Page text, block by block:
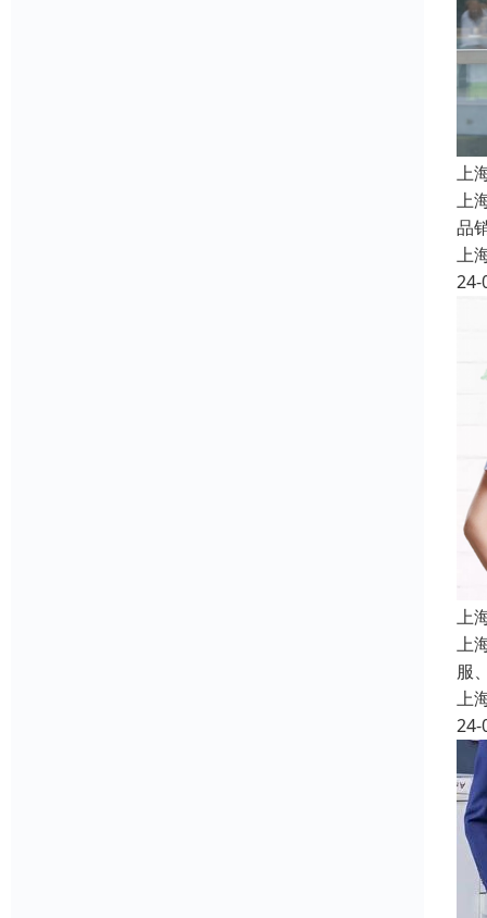
上
上
品
上
24-
上
上
服
上
24-